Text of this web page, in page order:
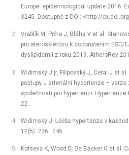
Europe: epidemiological update 2016.
3245. Dostupné z DOI: <http://
Vrablík M, Piťha J, Bláha V et al.
pro aterosklerózu k doporučením ESC/
dyslipidemií z roku 2019. AtheroRev
Widimský J jr, Filipovský J, Ceral J et
postupy u arteriální hypertenze –⁠ verze
společnosti pro hypertenzi. Hypertenze
22.
Widimský J. Léčba hypertenze v
12(5): 236–246.
Kotseva K, Wood D, De Backer G et al.